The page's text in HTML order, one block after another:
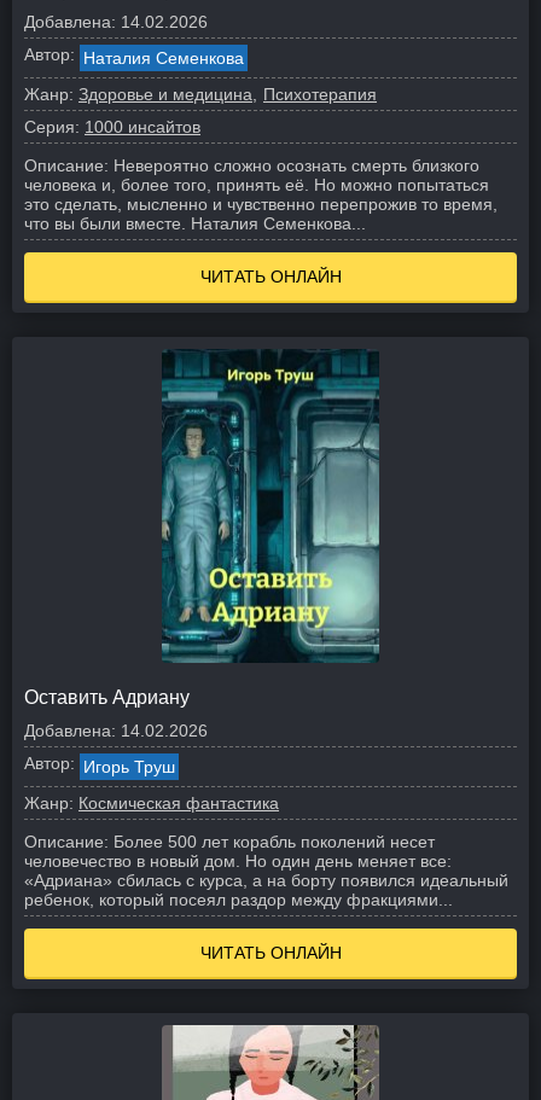
Добавлена: 14.02.2026
Автор: Наталия Семенкова
Жанр: Здоровье и медицина
Психотерапия
Серия: 1000 инсайтов
Описание: Невероятно сложно осознать смерть близкого
человека и, более того, принять её. Но можно попытаться
это сделать, мысленно и чувственно перепрожив то время,
что вы были вместе. Наталия Семенкова...
ЧИТАТЬ ОНЛАЙН
Оставить Адриану
Добавлена: 14.02.2026
Автор: Игорь Труш
Жанр: Космическая фантастика
Описание: Более 500 лет корабль поколений несет
человечество в новый дом. Но один день меняет все:
«Адриана» сбилась с курса, а на борту появился идеальный
ребенок, который посеял раздор между фракциями...
ЧИТАТЬ ОНЛАЙН